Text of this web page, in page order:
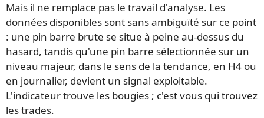
Mais il ne remplace pas le travail d'analyse. Les
données disponibles sont sans ambiguïté sur ce point
: une pin barre brute se situe à peine au-dessus du
hasard, tandis qu'une pin barre sélectionnée sur un
niveau majeur, dans le sens de la tendance, en H4 ou
en journalier, devient un signal exploitable.
L'indicateur trouve les bougies ; c'est vous qui trouvez
les trades.